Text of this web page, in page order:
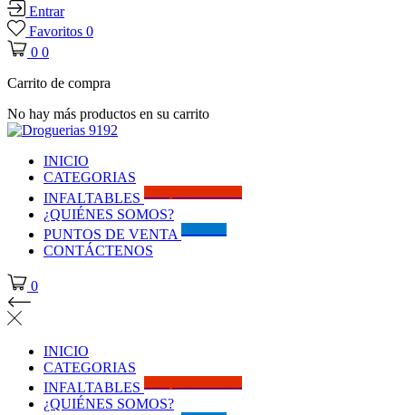
Entrar
Favoritos 0
0 0
Carrito de compra
No hay más productos en su carrito
INICIO
CATEGORIAS
INFALTABLES
¿QUIÉNES SOMOS?
PUNTOS DE VENTA
CONTÁCTENOS
0
INICIO
CATEGORIAS
INFALTABLES
¿QUIÉNES SOMOS?